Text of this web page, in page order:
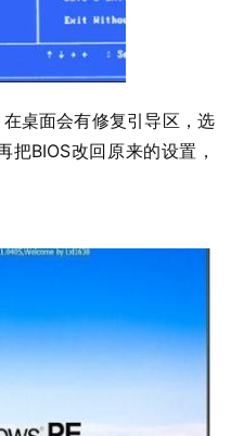
BIOS改回原来的设置，